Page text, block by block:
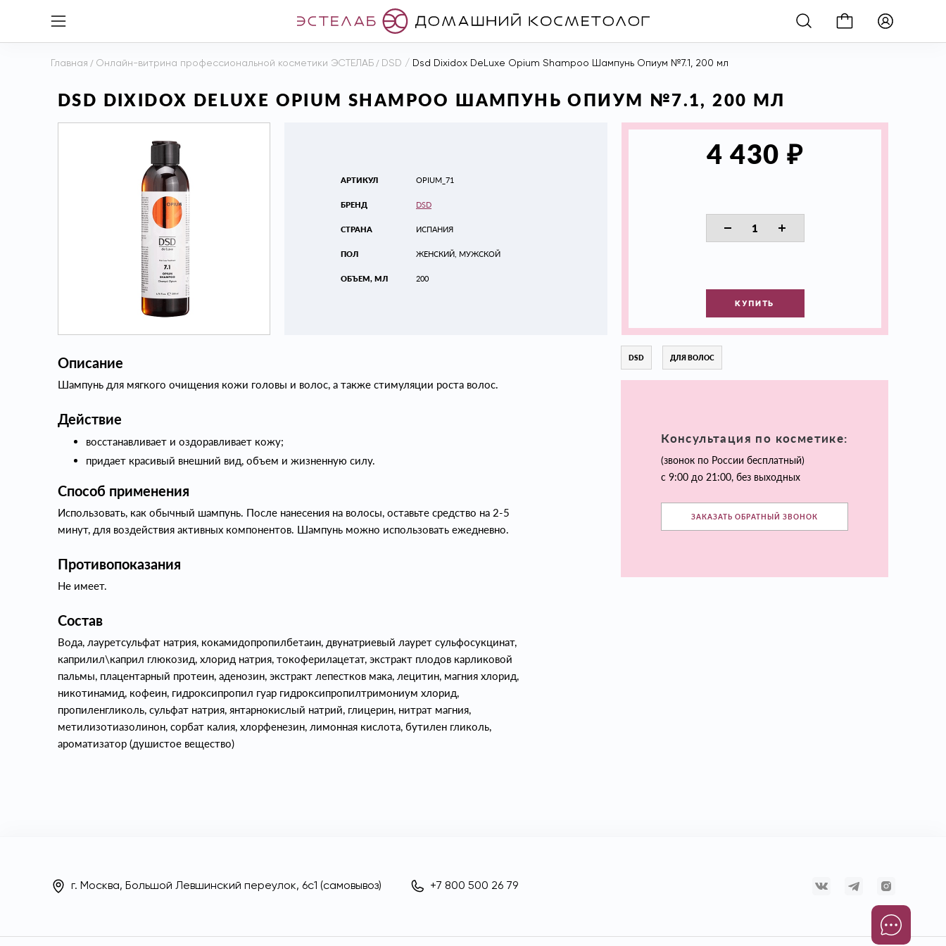
Главная / Онлайн-витрина профессиональной косметики ЭСТЕЛАБ / DSD / Dsd Dixidox DeLuxe Opium Shampoo Шампунь Опиум №7.1, 200 мл
DSD DIXIDOX DELUXE OPIUM SHAMPOO ШАМПУНЬ ОПИУМ №7.1, 200 МЛ
АРТИКУЛ
БРЕНД
СТРАНА
ПОЛ
ОБЪЕМ, МЛ
OPIUM_71
DSD
ИСПАНИЯ
ЖЕНСКИЙ, МУЖСКОЙ
200
4 430 ₽
КУПИТЬ
Описание
Шампунь для мягкого очищения кожи головы и волос, а также стимуляции роста волос.
Действие
восстанавливает и оздоравливает кожу;
придает красивый внешний вид, объем и жизненную силу.
Способ применения
Использовать, как обычный шампунь. После нанесения на волосы, оставьте средство на 2-5
минут, для воздействия активных компонентов. Шампунь можно использовать ежедневно.
Противопоказания
Не имеет.
Состав
Вода, лауретсульфат натрия, кокамидопропилбетаин, двунатриевый лаурет сульфосукцинат,
каприлил\каприл глюкозид, хлорид натрия, токоферилацетат, экстракт плодов карликовой
пальмы, плацентарный протеин, аденозин, экстракт лепестков мака, лецитин, магния хлорид,
никотинамид, кофеин, гидроксипропил гуар гидроксипропилтримониум хлорид,
пропиленгликоль, сульфат натрия, янтарнокислый натрий, глицерин, нитрат магния,
метилизотиазолинон, сорбат калия, хлорфенезин, лимонная кислота, бутилен гликоль,
ароматизатор (душистое вещество)
DSD ДЛЯ ВОЛОС
Консультация по косметике:
(звонок по России бесплатный)
с 9:00 до 21:00, без выходных
ЗАКАЗАТЬ ОБРАТНЫЙ ЗВОНОК
г. Москва, Большой Левшинский переулок, 6с1 (самовывоз) +7 800 500 26 79